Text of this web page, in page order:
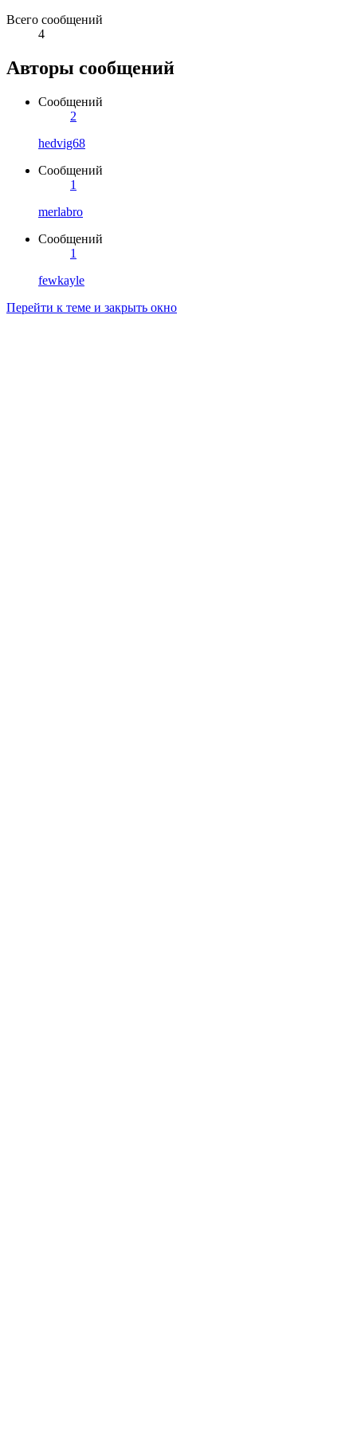
Всего сообщений
4
Авторы сообщений
Сообщений
2
hedvig68
Сообщений
1
merlabro
Сообщений
1
fewkayle
Перейти к теме и закрыть окно